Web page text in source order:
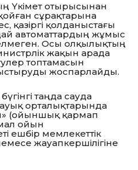
Үкімет отырысынан
сұрақтарына
қазіргі қолданыстағы
автоматтардың жұмыс
Осы олқылықтың
жақын арада
топтамасын
жоспарлайды.
таңда сауда
орталықтарында
(ойыншық қармап
ойын
ешбір мемлекеттік
жауапкершілігіне